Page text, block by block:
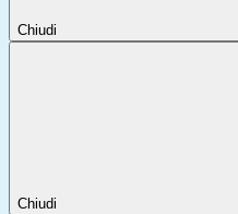
Chiudi
Chiudi